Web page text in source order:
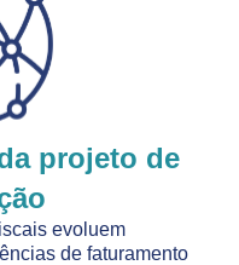
projeto de
evoluem
de faturamento